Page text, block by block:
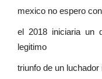
mexico no espero
el 2018 iniciaria un
legitimo
triunfo de un